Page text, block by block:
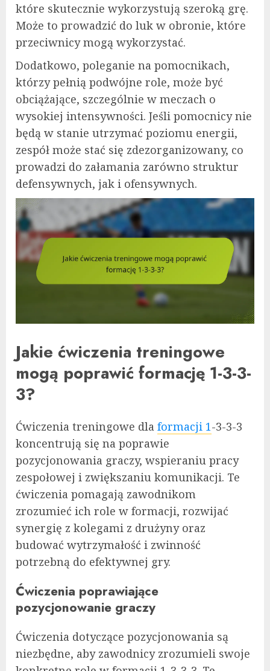
które skutecznie wykorzystują szeroką grę.
Może to prowadzić do luk w obronie, które
przeciwnicy mogą wykorzystać.
Dodatkowo, poleganie na pomocnikach,
którzy pełnią podwójne role, może być
obciążające, szczególnie w meczach o
wysokiej intensywności. Jeśli pomocnicy nie
będą w stanie utrzymać poziomu energii,
zespół może stać się zdezorganizowany, co
prowadzi do załamania zarówno struktur
defensywnych, jak i ofensywnych.
Jakie ćwiczenia treningowe
mogą poprawić formację 1-3-3-
3?
Ćwiczenia treningowe dla formacji 1-3-3-3
koncentrują się na poprawie
pozycjonowania graczy, wspieraniu pracy
zespołowej i zwiększaniu komunikacji. Te
ćwiczenia pomagają zawodnikom
zrozumieć ich role w formacji, rozwijać
synergię z kolegami z drużyny oraz
budować wytrzymałość i zwinność
potrzebną do efektywnej gry.
Ćwiczenia poprawiające
pozycjonowanie graczy
Ćwiczenia dotyczące pozycjonowania są
niezbędne, aby zawodnicy zrozumieli swoje